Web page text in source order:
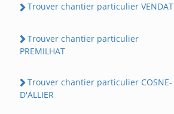
Trouver chantier particulier VENDAT
Trouver chantier particulier
PREMILHAT
Trouver chantier particulier COSNE-
D'ALLIER